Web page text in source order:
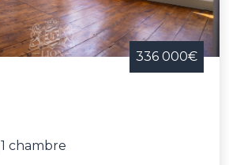
336 000€
1 chambre